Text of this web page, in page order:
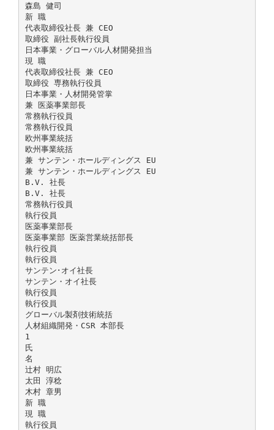
森島 健司
新 職
代表取締役社長 兼 CEO
取締役 副社長執行役員
日本事業・グローバル人材開発担当
現 職
代表取締役社長 兼 CEO
取締役 専務執行役員
日本事業・人材開発管掌
兼 医薬事業部長
常務執行役員
常務執行役員
欧州事業統括
欧州事業統括
兼 サンテン・ホールディングス EU
兼 サンテン・ホールディングス EU
B.V. 社長
B.V. 社長
常務執行役員
執行役員
医薬事業部長
医薬事業部 医薬営業統括部長
執行役員
執行役員
サンテン･オイ社長
サンテン・オイ社長
執行役員
執行役員
グローバル製剤技術統括
人材組織開発・CSR 本部長
1
氏
名
辻村 明広
太田 淳稔
木村 章男
新 職
現 職
執行役員